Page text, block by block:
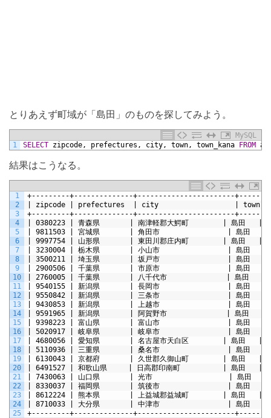
とりあえず町域が「島田」のものを探してみよう。
MySQL
1
SELECT zipcode, prefectures, city, town, town_kana FROM
結果はこうなる。
1
2
3
4
5
6
7
8
9
10
11
12
13
14
15
16
17
18
19
20
21
22
23
24
25
+---------+--------------+-----------------------
| zipcode | prefectures  | city                  | town
+---------+--------------+-----------------------
| 0380223 | 青森県       | 南津軽郡大鰐町        | 島田   |
| 9811503 | 宮城県       | 角田市                | 島田   |
| 9997754 | 山形県       | 東田川郡庄内町        | 島田   |
| 3230004 | 栃木県       | 小山市                | 島田   |
| 3500211 | 埼玉県       | 坂戸市                | 島田   |
| 2900506 | 千葉県       | 市原市                | 島田   |
| 2760005 | 千葉県       | 八千代市              | 島田   |
| 9540155 | 新潟県       | 長岡市                | 島田   |
| 9550842 | 新潟県       | 三条市                | 島田   |
| 9430853 | 新潟県       | 上越市                | 島田   |
| 9591965 | 新潟県       | 阿賀野市              | 島田   |
| 9398223 | 富山県       | 富山市                | 島田   |
| 5020917 | 岐阜県       | 岐阜市                | 島田   |
| 4680056 | 愛知県       | 名古屋市天白区        | 島田   |
| 5110936 | 三重県       | 桑名市                | 島田   |
| 6130043 | 京都府       | 久世郡久御山町        | 島田   |
| 6491527 | 和歌山県     | 日高郡印南町          | 島田   |
| 7430063 | 山口県       | 光市                  | 島田   |
| 8330037 | 福岡県       | 筑後市                | 島田   |
| 8612224 | 熊本県       | 上益城郡益城町        | 島田   |
| 8710033 | 大分県       | 中津市                | 島田   |
+---------+--------------+-----------------------